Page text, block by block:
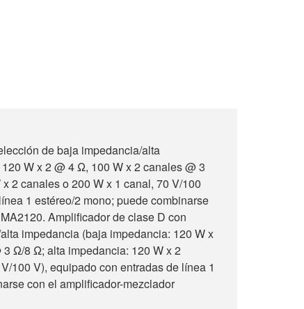
de baja impedancia/alta
W x 2 @ 4 Ω, 100 W x 2 canales @ 3
2 canales o 200 W x 1 canal, 70 V/100
1 estéreo/2 mono; puede combinarse
Amplificador de clase D con
impedancia (baja impedancia: 120 W x
Ω/8 Ω; alta impedancia: 120 W x 2
100 V), equipado con entradas de línea 1
con el amplificador-mezclador